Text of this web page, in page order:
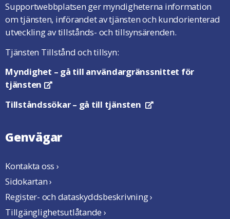
Supportwebbplatsen ger myndigheterna information
om tjänsten, införandet av tjänsten och kundorienterad
utveckling av tillstånds- och tillsynsärenden.
Tjänsten Tillstånd och tillsyn:
Myndighet – gå till användargränssnittet för
tjänsten
Öppnas i en ny flik
Tillståndssökar– gå till tjänsten Öppnas i en ny flik
Genvägar
Kontakta oss ›
Sidokartan ›
Register- och dataskyddsbeskrivning ›
Tillgänglighetsutlåtande ›